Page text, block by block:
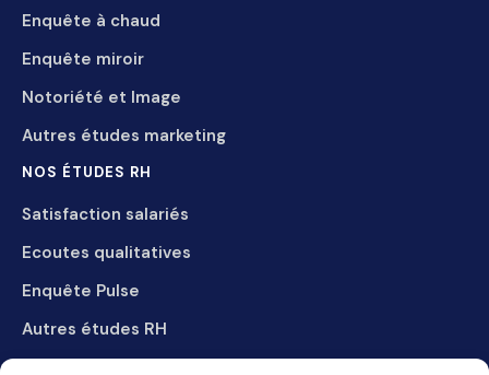
Enquête à chaud
Enquête miroir
Notoriété et Image
Autres études marketing
NOS ÉTUDES RH
Satisfaction salariés
Ecoutes qualitatives
Enquête Pulse
Autres études RH